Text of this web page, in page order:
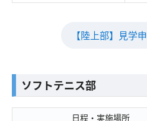
【陸上部】見学
ソフトテニス部
日程・実施場所